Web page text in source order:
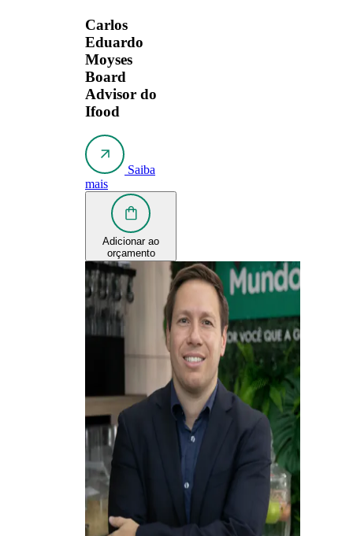
Carlos
Eduardo
Moyses
Board
Advisor do
Ifood
Saiba
mais
Adicionar ao
orçamento